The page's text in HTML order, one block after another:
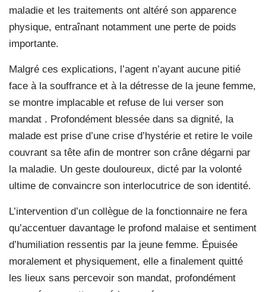
maladie et les traitements ont altéré son apparence
physique, entraînant notamment une perte de poids
importante.
Malgré ces explications, l’agent n’ayant aucune pitié
face à la souffrance et à la détresse de la jeune femme,
se montre implacable et refuse de lui verser son
mandat . Profondément blessée dans sa dignité, la
malade est prise d’une crise d’hystérie et retire le voile
couvrant sa tête afin de montrer son crâne dégarni par
la maladie. Un geste douloureux, dicté par la volonté
ultime de convaincre son interlocutrice de son identité.
L’intervention d’un collègue de la fonctionnaire ne fera
qu’accentuer davantage le profond malaise et sentiment
d’humiliation ressentis par la jeune femme. Épuisée
moralement et physiquement, elle a finalement quitté
les lieux sans percevoir son mandat, profondément